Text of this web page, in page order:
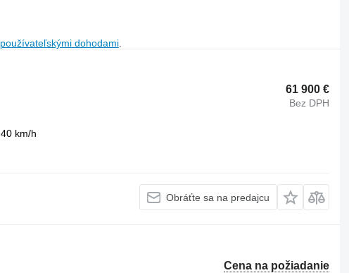
používateľskými dohodami.
61 900 €
Bez DPH
40 km/h
Obráťte sa na predajcu
Cena na požiadanie